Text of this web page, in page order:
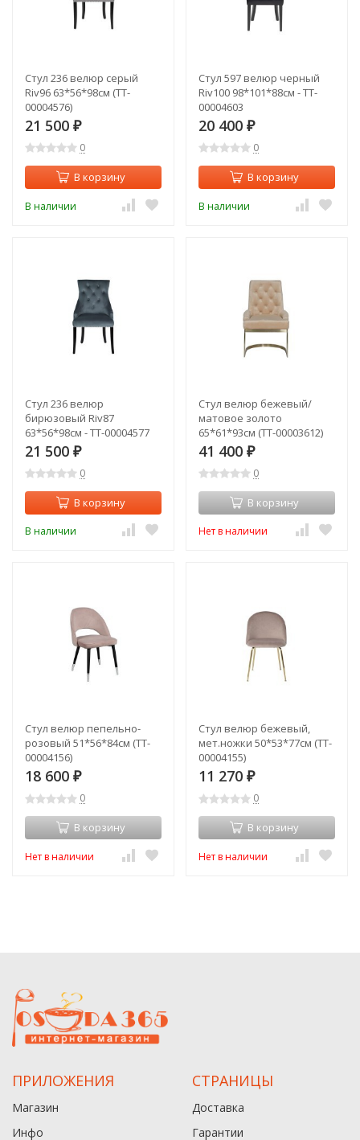
Стул 236 велюр серый
Riv96 63*56*98см (TT-
00004576)
21 500 ₽
0
В корзину
В наличии
Стул 597 велюр черный
Riv100 98*101*88см - TT-
00004603
20 400 ₽
0
В корзину
В наличии
Стул 236 велюр
бирюзовый Riv87
63*56*98см - TT-00004577
21 500 ₽
0
В корзину
В наличии
Стул велюр бежевый/
матовое золото
65*61*93см (TT-00003612)
41 400 ₽
0
В корзину
Нет в наличии
Стул велюр пепельно-
розовый 51*56*84см (TT-
00004156)
18 600 ₽
0
В корзину
Нет в наличии
Стул велюр бежевый,
мет.ножки 50*53*77см (TT-
00004155)
11 270 ₽
0
В корзину
Нет в наличии
ПРИЛОЖЕНИЯ
Магазин
Инфо
СТРАНИЦЫ
Доставка
Гарантии